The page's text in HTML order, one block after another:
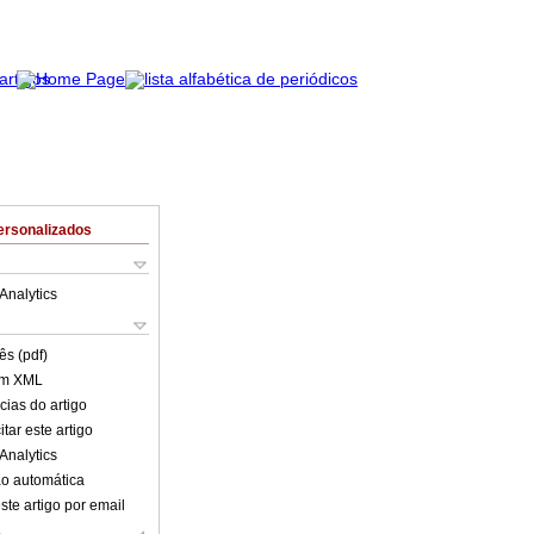
(pdf)
XML
do artigo
este artigo
automática
artigo por email